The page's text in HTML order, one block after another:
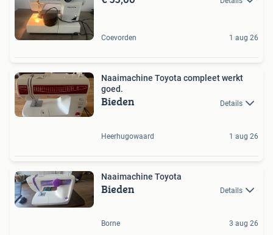
Coevorden 1 aug 26
Naaimachine Toyota compleet werkt
goed.
Bieden Details
Heerhugowaard 1 aug 26
Naaimachine Toyota
Bieden Details
Borne 3 aug 26